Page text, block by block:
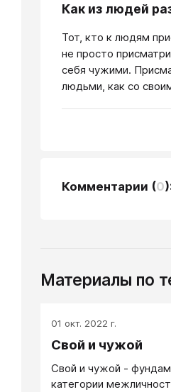
Как из людей
Тот, кто к людям
не просто
себя чужими.
людьми, как со
Комментарии (0
Материалы по
01 окт. 2022 г.
Свой и чужой
Свой и чужой -
категории